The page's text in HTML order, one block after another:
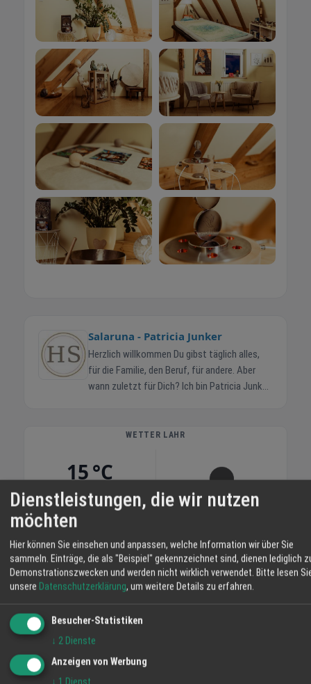
Salaruna - Patricia Junker
Herzlich willkommen Du gibst täglich alles,
für die Familie, den Beruf, für andere. Aber
wann zuletzt für Dich? Ich bin Patricia Junker,
begleite ich Dich zurück zu Dir selbst, Schritt
Achtsamkeit und Herz. Dein erster Schritt
beginnt hier. Jetzt Termin anfragen ›
WETTER LAHR
15 °C
Klarer Himmel
SO
38° / 22°
MO
36° / 19°
DI
34° / 19°
Dienstleistungen, die wir nutzen
möchten
Hier können Sie einsehen und anpassen, welche Information wir über Sie
sammeln. Einträge, die als "Beispiel" gekennzeichnet sind, dienen lediglich
Demonstrationszwecken und werden nicht wirklich verwendet. Bitte lesen
unsere Datenschutzerklärung, um weitere Details zu erfahren.
Besucher-Statistiken
↓ 2 Dienste
Anzeigen von Werbung
↓ 1 Dienst